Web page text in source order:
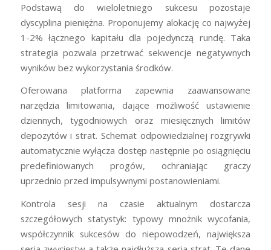
Podstawą do wieloletniego sukcesu pozostaje
dyscyplina pieniężna. Proponujemy alokację co najwyżej
1-2% łącznego kapitału dla pojedynczą rundę. Taka
strategia pozwala przetrwać sekwencje negatywnych
wyników bez wykorzystania środków.
Oferowana platforma zapewnia zaawansowane
narzędzia limitowania, dające możliwość ustawienie
dziennych, tygodniowych oraz miesięcznych limitów
depozytów i strat. Schemat odpowiedzialnej rozgrywki
automatycznie wyłącza dostęp następnie po osiągnięciu
predefiniowanych progów, ochraniając graczy
uprzednio przed impulsywnymi postanowieniami.
Kontrola sesji na czasie aktualnym dostarcza
szczegółowych statystyk: typowy mnożnik wycofania,
współczynnik sukcesów do niepowodzeń, największa